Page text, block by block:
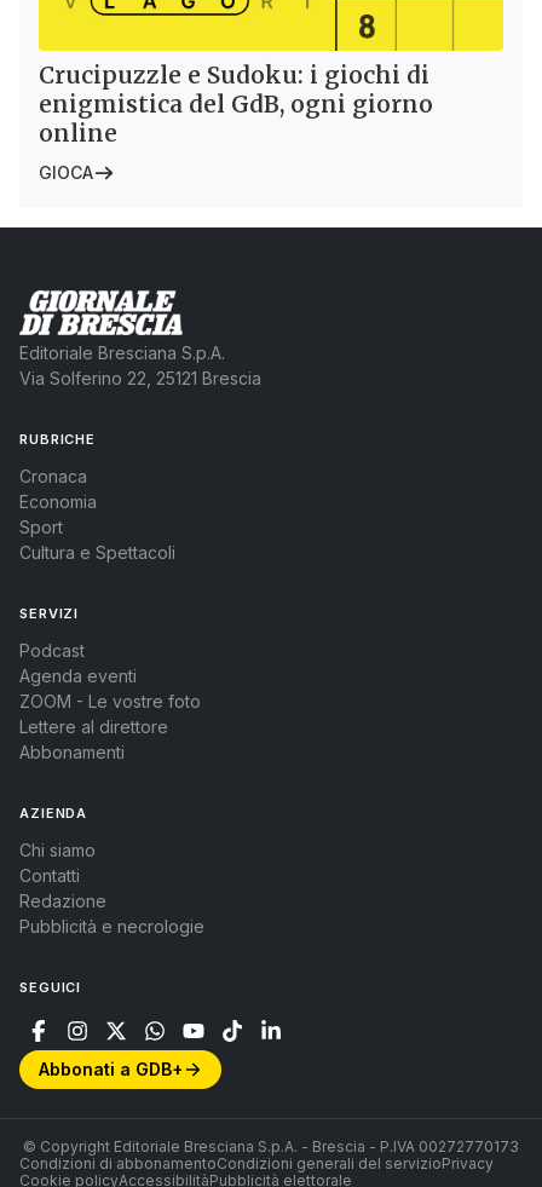
Crucipuzzle e Sudoku: i giochi di
enigmistica del GdB, ogni giorno
online
GIOCA
Editoriale Bresciana S.p.A.
Via Solferino 22, 25121 Brescia
RUBRICHE
Cronaca
Economia
Sport
Cultura e Spettacoli
SERVIZI
Podcast
Agenda eventi
ZOOM - Le vostre foto
Lettere al direttore
Abbonamenti
AZIENDA
Chi siamo
Contatti
Redazione
Pubblicità e necrologie
SEGUICI
Abbonati a GDB+
© Copyright Editoriale Bresciana S.p.A. - Brescia - P.IVA 00272770173
Condizioni di abbonamentoCondizioni generali del servizioPrivacy
Cookie policyAccessibilitàPubblicità elettorale